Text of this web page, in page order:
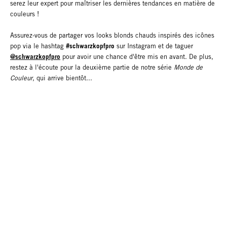
serez leur expert pour maîtriser les dernières tendances en matière de
couleurs !
Assurez-vous de partager vos looks blonds chauds inspirés des icônes
pop via le hashtag #schwarzkopfpro sur Instagram et de taguer
@schwarzkopfpro pour avoir une chance d'être mis en avant. De plus,
restez à l'écoute pour la deuxième partie de notre série Monde de
Couleur, qui arrive bientôt...